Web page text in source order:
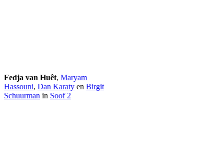
Fedja van Huêt, Maryam
Hassouni, Dan Karaty en Birgit
Schuurman in Soof 2